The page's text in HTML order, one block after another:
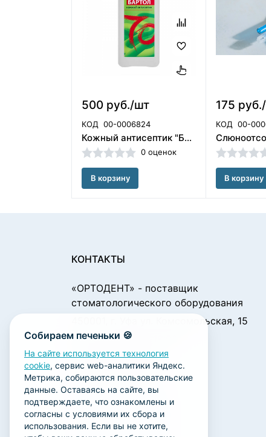
500 руб./шт
КОД 00-0006824
Кожный антисептик "Бартол" 1 л. Бозон/ЧЕСТНЫЙ ЗНАК
0 оценок
В корзину
175
КОД 00-
В корзину
Собираем печеньки 🍪
На сайте используется технология
cookie, сервис web-аналитики Яндекс.
Метрика, собираются пользовательские
данные. Оставаясь на сайте, вы
подтверждаете, что ознакомлены и
согласны с условиями их сбора и
использования. Если вы не хотите,
КОНТАКТЫ
«ОРТОДЕНТ» - поставщик
стоматологического оборудования
450001, г. Уфа ул. Комсомольская, 15
Пн. - Чт.: 09:00 - 18:00
Пт.: 09:00 - 17:00
Сб., Вс.: выходной
ortodent@yandex.ru
+7 (347) 212-00-15
+7 (347) 212-01-15